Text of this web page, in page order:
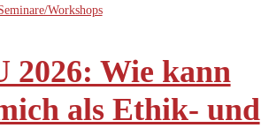
Workshops
2026: Wie kann
als Ethik- und